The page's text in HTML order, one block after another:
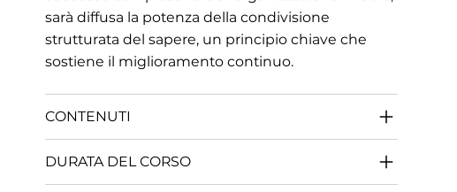
sarà diffusa la potenza della condivisione
strutturata del sapere, un principio chiave che
sostiene il miglioramento continuo.
CONTENUTI
DURATA DEL CORSO